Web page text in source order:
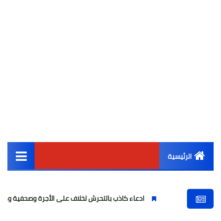
الرئيسية
أخبار مصر
ادعاء كاذب بالتحرش لخلاف على الأجرة وصحفية وهمية فتاة